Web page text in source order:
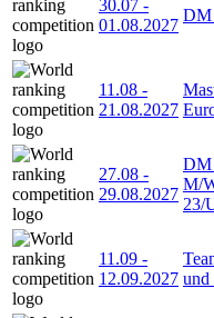
30.07 -
01.08.2027
DM
11.08 -
21.08.2027
27.08 -
29.08.2027
DM
M/
23/
11.09 -
12.09.2027 und